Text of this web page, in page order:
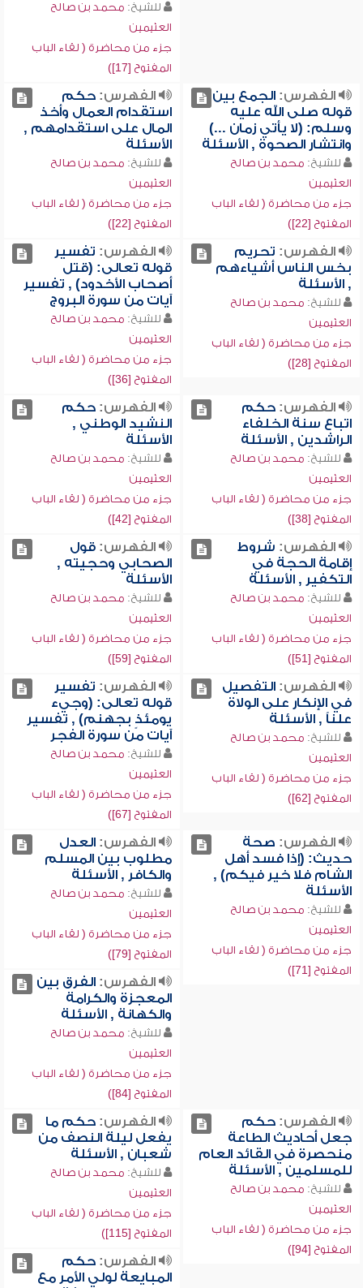
للشيخ: محمد بن صالح
العثيمين
جزء من محاضرة ( لقاء الباب
المفتوح [17])
الفهرس:الجمع بين
قوله صلى الله عليه
وسلم: (لا يأتي زمان ...)
وانتشار الصحوة , الأسئلة
للشيخ: محمد بن صالح
العثيمين
جزء من محاضرة ( لقاء الباب
المفتوح [22])
الفهرس:حكم
استقدام العمال وأخذ
المال على استقدامهم ,
الأسئلة
للشيخ: محمد بن صالح
العثيمين
جزء من محاضرة ( لقاء الباب
المفتوح [22])
الفهرس: تحريم
بخس الناس أشياءهم
, الأسئلة
للشيخ: محمد بن صالح
العثيمين
جزء من محاضرة ( لقاء الباب
المفتوح [28])
الفهرس: تفسير
قوله تعالى: (قتل
أصحاب الأخدود) , تفسير
آيات من سورة البروج
للشيخ: محمد بن صالح
العثيمين
جزء من محاضرة ( لقاء الباب
المفتوح [36])
الفهرس:حكم
اتباع سنة الخلفاء
الراشدين , الأسئلة
للشيخ: محمد بن صالح
العثيمين
جزء من محاضرة ( لقاء الباب
المفتوح [38])
الفهرس:حكم
النشيد الوطني ,
الأسئلة
للشيخ: محمد بن صالح
العثيمين
جزء من محاضرة ( لقاء الباب
المفتوح [42])
الفهرس: شروط
إقامة الحجة في
التكفير , الأسئلة
للشيخ: محمد بن صالح
العثيمين
جزء من محاضرة ( لقاء الباب
المفتوح [51])
الفهرس:قول
الصحابي وحجيته ,
الأسئلة
للشيخ: محمد بن صالح
العثيمين
جزء من محاضرة ( لقاء الباب
المفتوح [59])
الفهرس:التفصيل
في الإنكار على الولاة
علناً , الأسئلة
للشيخ: محمد بن صالح
العثيمين
جزء من محاضرة ( لقاء الباب
المفتوح [62])
الفهرس: تفسير
قوله تعالى: (وجيء
يومئذٍ بجهنم) , تفسير
آيات من سورة الفجر
للشيخ: محمد بن صالح
العثيمين
جزء من محاضرة ( لقاء الباب
المفتوح [67])
الفهرس: صحة
حديث: (إذا فسد أهل
الشام فلا خير فيكم) ,
الأسئلة
للشيخ: محمد بن صالح
العثيمين
جزء من محاضرة ( لقاء الباب
المفتوح [71])
الفهرس:العدل
مطلوب بين المسلم
والكافر , الأسئلة
للشيخ: محمد بن صالح
العثيمين
جزء من محاضرة ( لقاء الباب
المفتوح [79])
الفهرس:الفرق بين
المعجزة والكرامة
والكهانة , الأسئلة
للشيخ: محمد بن صالح
العثيمين
جزء من محاضرة ( لقاء الباب
المفتوح [84])
الفهرس:حكم
جعل أحاديث الطاعة
منحصرة في القائد العام
للمسلمين , الأسئلة
للشيخ: محمد بن صالح
العثيمين
جزء من محاضرة ( لقاء الباب
المفتوح [94])
الفهرس:حكم ما
يفعل ليلة النصف من
شعبان , الأسئلة
للشيخ: محمد بن صالح
العثيمين
جزء من محاضرة ( لقاء الباب
المفتوح [115])
الفهرس:حكم
المبايعة لولي الأمر مع